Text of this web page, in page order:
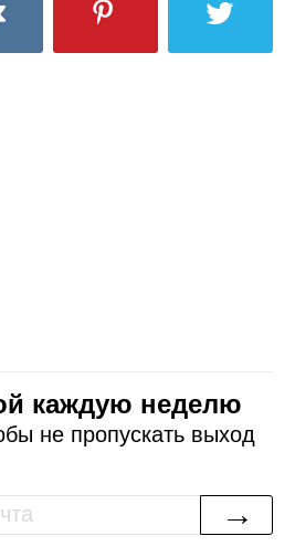
каждую неделю
не пропускать выход
→